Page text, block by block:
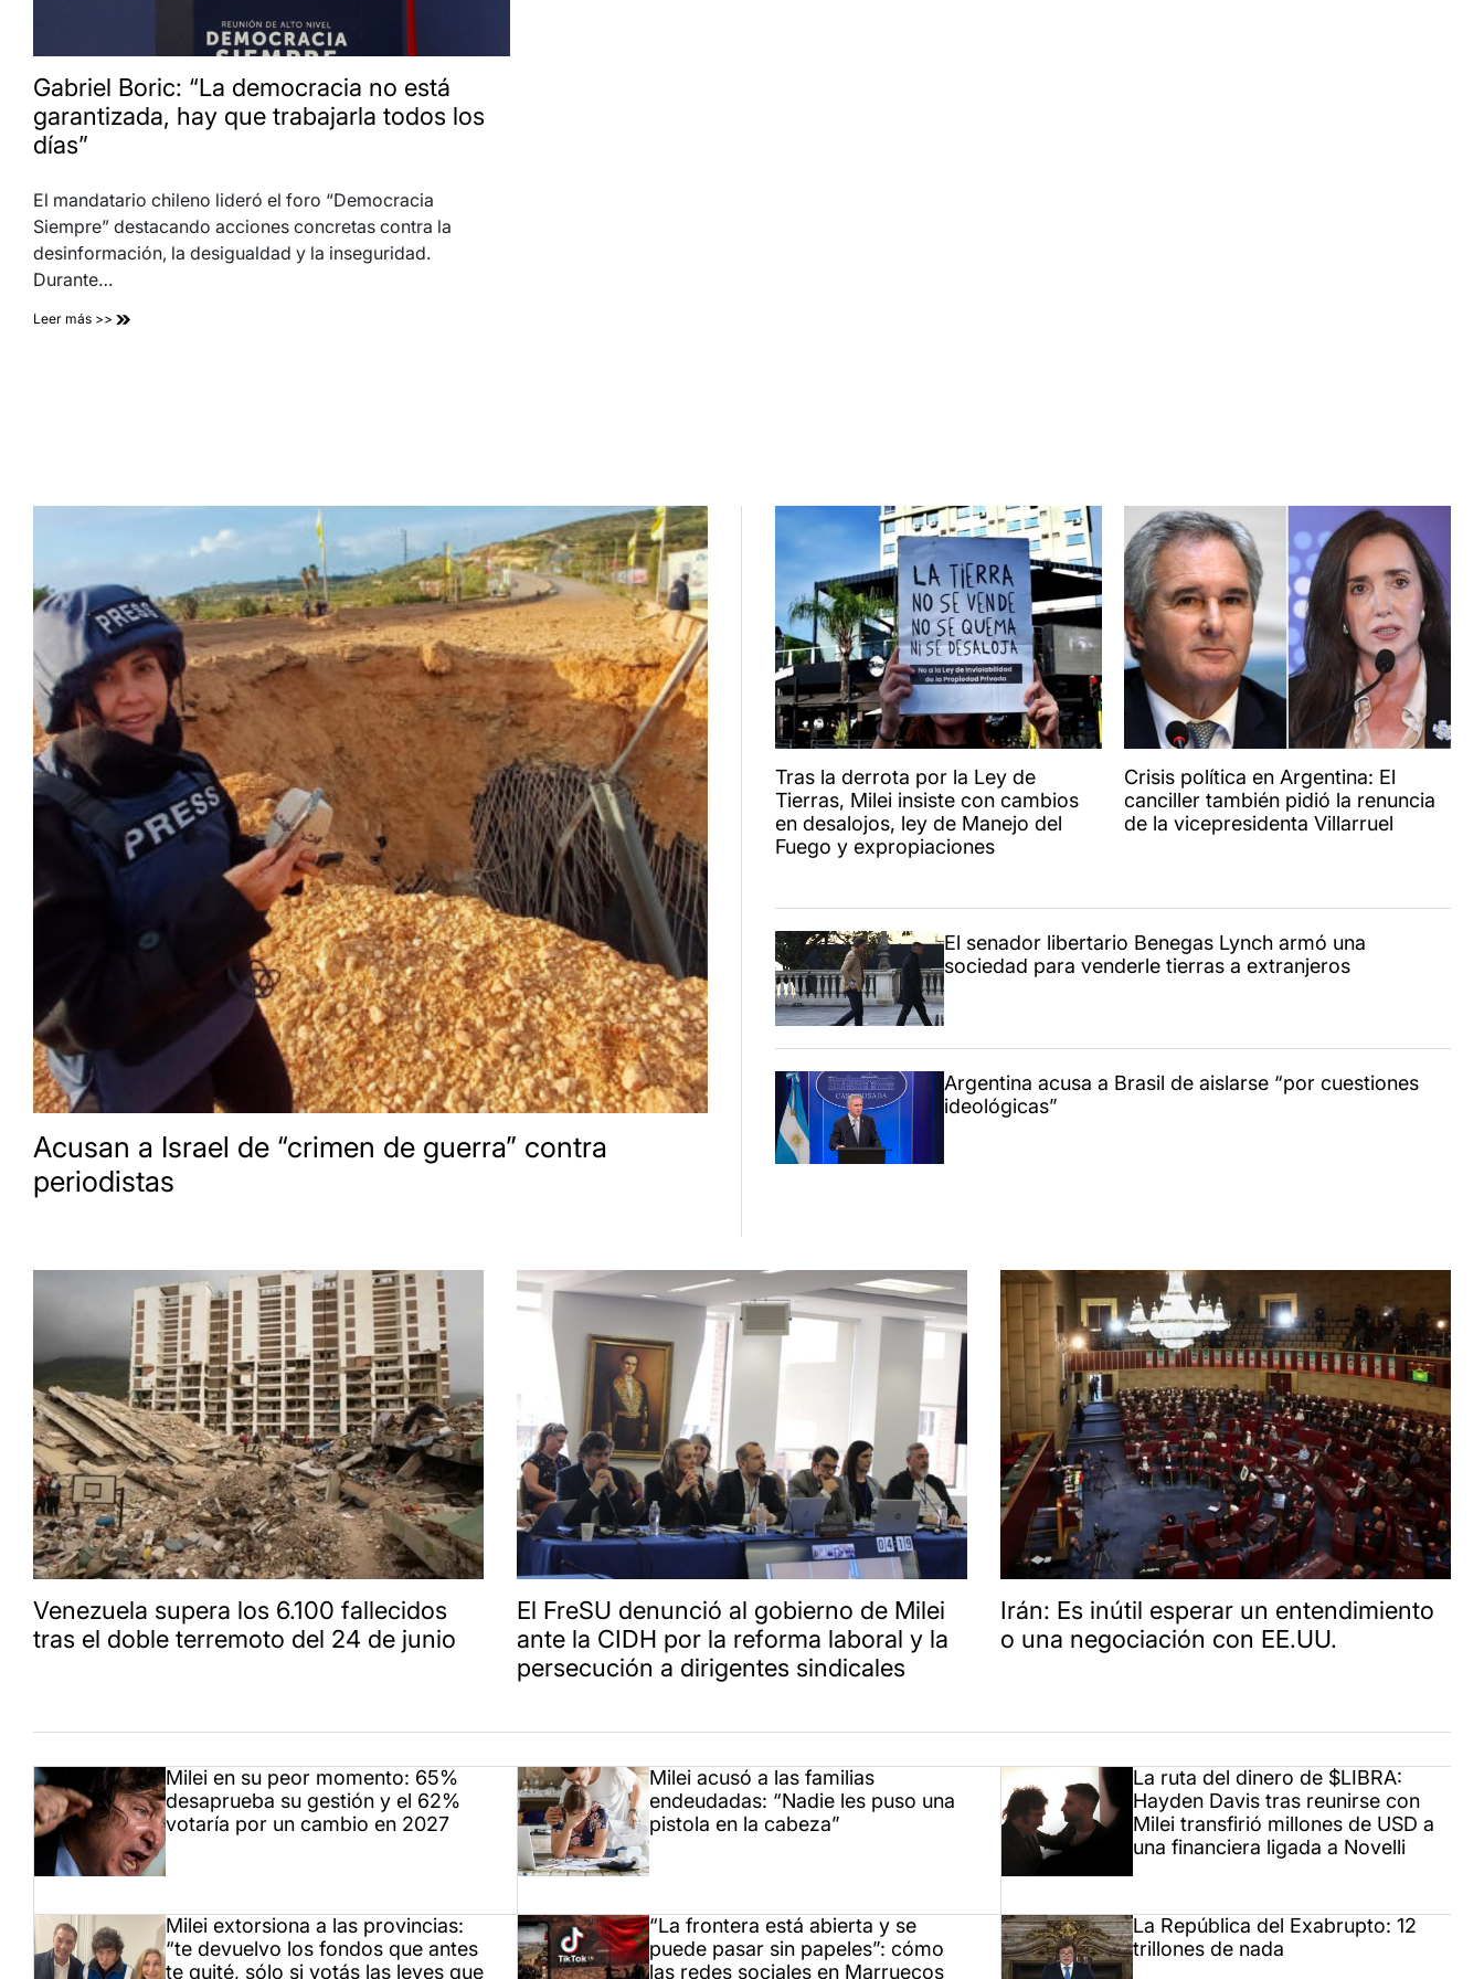
Gabriel Boric: “La democracia no está
garantizada, hay que trabajarla todos los
días”
El mandatario chileno lideró el foro “Democracia
Siempre” destacando acciones concretas contra la
desinformación, la desigualdad y la inseguridad.
Durante…
Leer más >>
Acusan a Israel de “crimen de guerra” contra
periodistas
Tras la derrota por la Ley de
Tierras, Milei insiste con cambios
en desalojos, ley de Manejo del
Fuego y expropiaciones
Crisis política en Argentina: El
canciller también pidió la renuncia
de la vicepresidenta Villarruel
El senador libertario Benegas Lynch armó una
sociedad para venderle tierras a extranjeros
Argentina acusa a Brasil de aislarse “por cuestiones
ideológicas”
Venezuela supera los 6.100 fallecidos
tras el doble terremoto del 24 de junio
El FreSU denunció al gobierno de Milei
ante la CIDH por la reforma laboral y la
persecución a dirigentes sindicales
Irán: Es inútil esperar un entendimiento
o una negociación con EE.UU.
Milei en su peor momento: 65%
desaprueba su gestión y el 62%
votaría por un cambio en 2027
Milei acusó a las familias
endeudadas: “Nadie les puso una
pistola en la cabeza”
La ruta del dinero de $LIBRA:
Hayden Davis tras reunirse con
Milei transfirió millones de USD a
una financiera ligada a Novelli
Milei extorsiona a las provincias:
“te devuelvo los fondos que antes
te quité, sólo si votás las leyes que
“La frontera está abierta y se
puede pasar sin papeles”: cómo
las redes sociales en Marruecos
La República del Exabrupto: 12
trillones de nada